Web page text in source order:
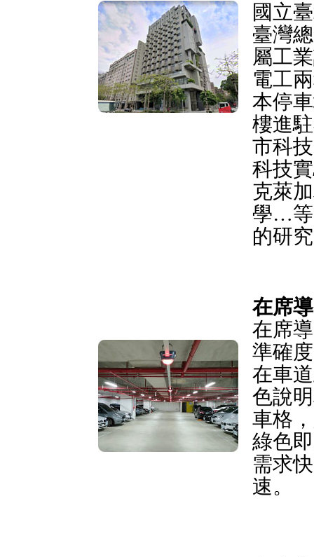
國立
臺灣
屬工
電工
本停
樓進
市科
科技
克萊
學…等
的研
在席
在席
準確
在車
色說
車格
綠色
需求
速。